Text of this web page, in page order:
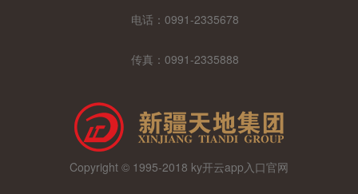
电话：0991-2335678
传真：0991-2335888
Copyright © 1995-2018 ky开云app入口官网